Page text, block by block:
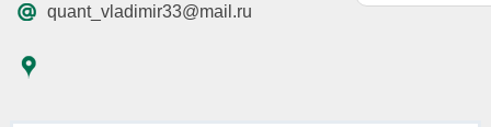
quant_vladimir33@mail.ru